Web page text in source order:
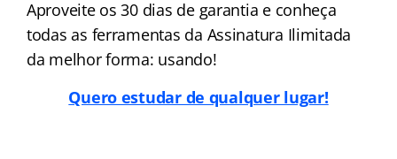
Aproveite os 30 dias de garantia e conheça
todas as ferramentas da Assinatura Ilimitada
da melhor forma: usando!
Quero estudar de qualquer lugar!